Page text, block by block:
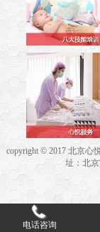
copyright © 2017 北京心
址：北
电话咨询